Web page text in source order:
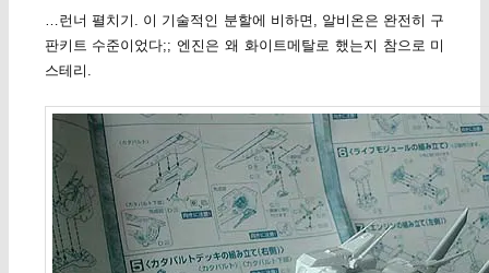
…런너 펼치기. 이 기술적인 분할에 비하면, 알비온은 완전히 구
판키트 수준이었다;; 엔진은 왜 화이트메탈로 했는지 참으로 미
스테리.